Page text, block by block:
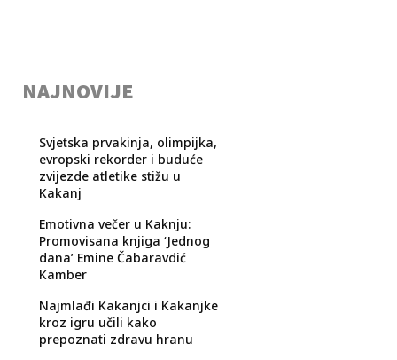
NAJNOVIJE
Svjetska prvakinja, olimpijka,
evropski rekorder i buduće
zvijezde atletike stižu u
Kakanj
Emotivna večer u Kaknju:
Promovisana knjiga ‘Jednog
dana’ Emine Čabaravdić
Kamber
Najmlađi Kakanjci i Kakanjke
kroz igru učili kako
prepoznati zdravu hranu